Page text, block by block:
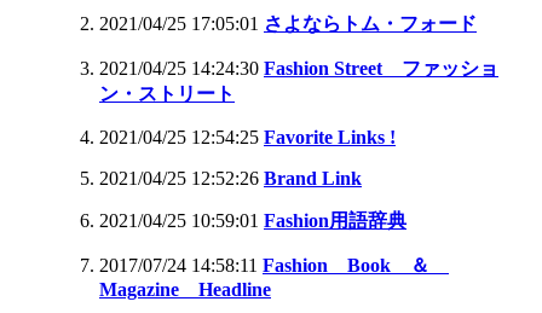
2021/04/25 17:05:01 さよならトム・フォード
2021/04/25 14:24:30 Fashion Street ファッショ
ン・ストリート
2021/04/25 12:54:25 Favorite Links !
2021/04/25 12:52:26 Brand Link
2021/04/25 10:59:01 Fashion用語辞典
2017/07/24 14:58:11 Fashion Book ＆
Magazine Headline